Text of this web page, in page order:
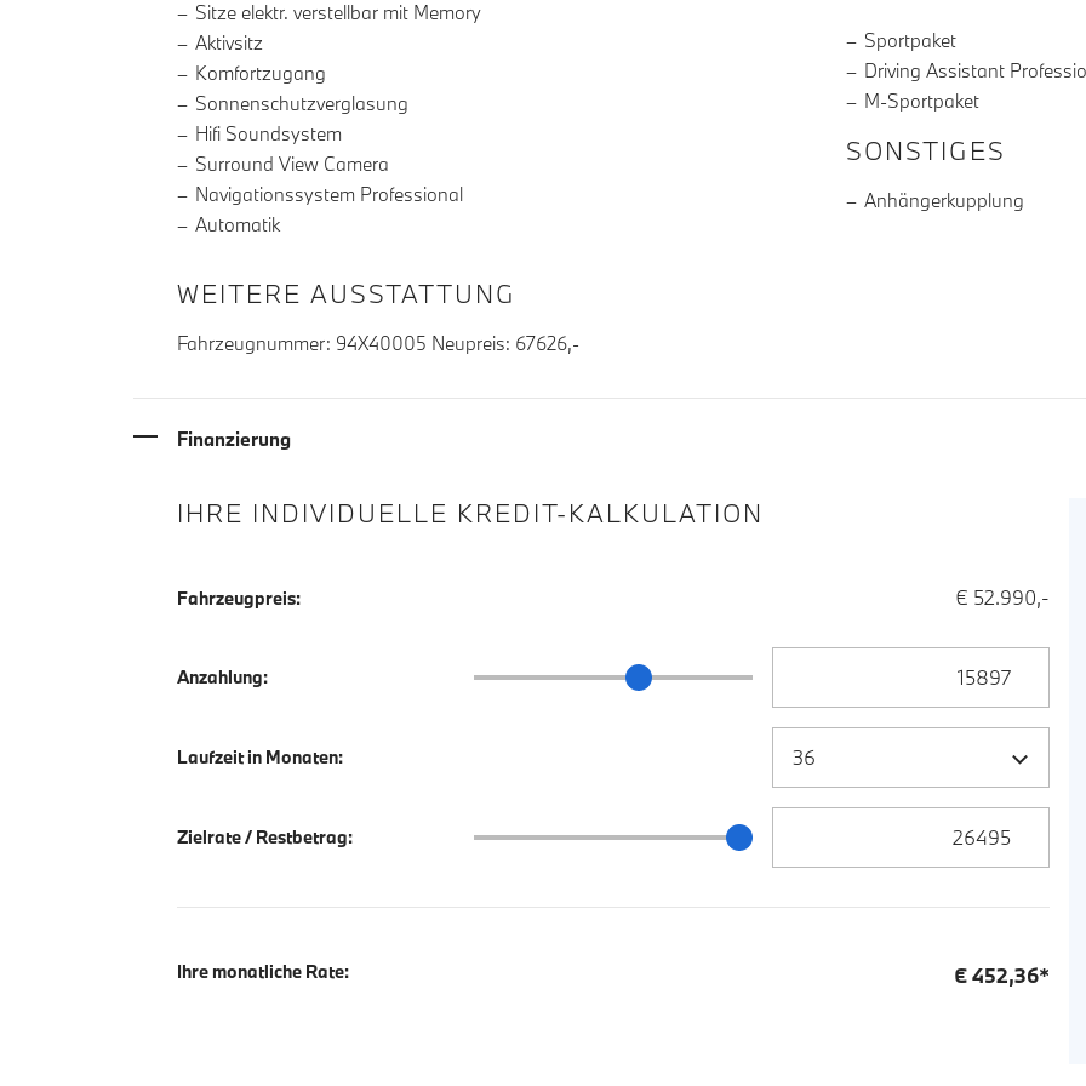
Sitze elektr. verstellbar mit Memory
Aktivsitz
Komfortzugang
Sonnenschutzverglasung
Hifi Soundsystem
Surround View Camera
Navigationssystem Professional
Automatik
Sportpaket
Driving Assistant
M-Sportpaket
SONSTIGES
Anhängerkupplung
WEITERE AUSSTATTUNG
Fahrzeugnummer: 94X40005 Neupreis: 67626,-
Finanzierung
IHRE INDIVIDUELLE KREDIT-KALKULATION
Fahrzeugpreis: € 52.990,-
Anzahlung: Anzahlung Schieberegler
Laufzeit in Monaten:
Zielrate / Restbetrag: Zielrate / Restbetrag Schieberegler
Ihre monatliche Rate: €452,36*